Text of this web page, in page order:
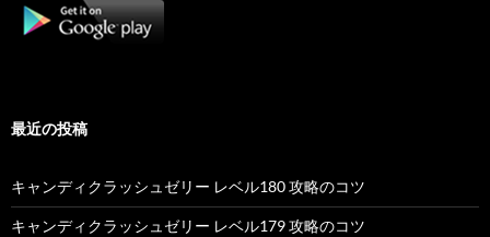
最近の投稿
キャンディクラッシュゼリー レベル180 攻略のコツ
キャンディクラッシュゼリー レベル179 攻略のコツ